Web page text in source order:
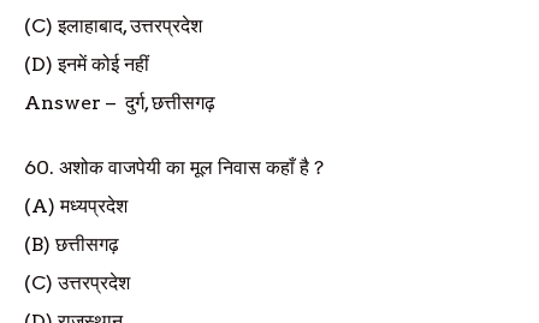
(C)इलाहाबाद,उत्तरप्रदेश
(D)इनमें कोई नहीं
Answer –दुर्ग,छत्तीसगढ़
60. अशोक वाजपेयी का मूल निवास कहाँ है ?
(A)मध्यप्रदेश
(B)छत्तीसगढ़
(C)उत्तरप्रदेश